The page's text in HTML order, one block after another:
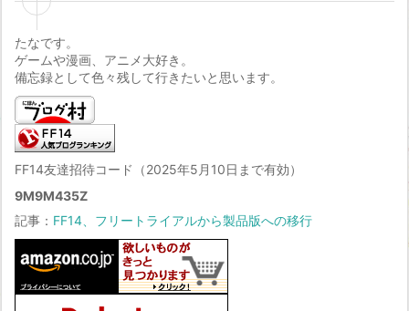
たなです。
ゲームや漫画、アニメ大好き。
備忘録として色々残して行きたいと思います。
FF14友達招待コード（2025年5月10日まで有効）
9M9M435Z
記事： FF14、フリートライアルから製品版への移行